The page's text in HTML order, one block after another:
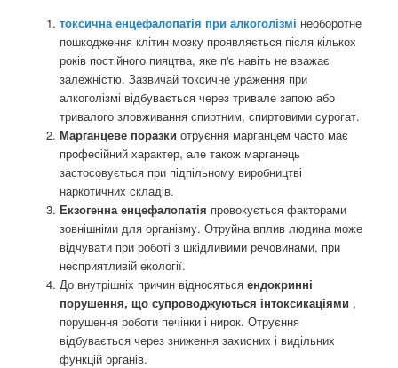
токсична енцефалопатія при алкоголізмі необоротне
пошкодження клітин мозку проявляється після кількох
років постійного пияцтва, яке п'є навіть не вважає
залежністю. Зазвичай токсичне ураження при
алкоголізмі відбувається через тривале запою або
тривалого зловживання спиртним, спиртовими сурогат.
Марганцеве поразки отруєння марганцем часто має
професійний характер, але також марганець
застосовується при підпільному виробництві
наркотичних складів.
Екзогенна енцефалопатія провокується факторами
зовнішніми для організму. Отруйна вплив людина може
відчувати при роботі з шкідливими речовинами, при
несприятливій екології.
До внутрішніх причин відносяться ендокринні
порушення, що супроводжуються інтоксикаціями ,
порушення роботи печінки і нирок. Отруєння
відбувається через зниження захисних і видільних
функцій органів.